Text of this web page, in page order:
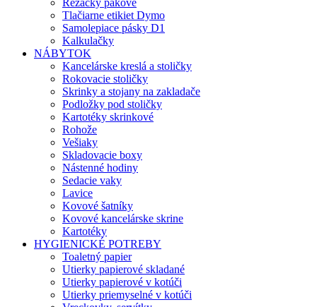
Rezačky pákové
Tlačiarne etikiet Dymo
Samolepiace pásky D1
Kalkulačky
NÁBYTOK
Kancelárske kreslá a stoličky
Rokovacie stoličky
Skrinky a stojany na zakladače
Podložky pod stoličky
Kartotéky skrinkové
Rohože
Vešiaky
Skladovacie boxy
Nástenné hodiny
Sedacie vaky
Lavice
Kovové šatníky
Kovové kancelárske skrine
Kartotéky
HYGIENICKÉ POTREBY
Toaletný papier
Utierky papierové skladané
Utierky papierové v kotúči
Utierky priemyselné v kotúči